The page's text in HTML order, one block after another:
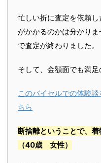
忙しい折に査定を依頼
がかかるのかは分かり
で査定が終わりました。
そして、金額面でも満足
このバイセルでの体験
ちら
断捨離ということで、
（40歳 女性）